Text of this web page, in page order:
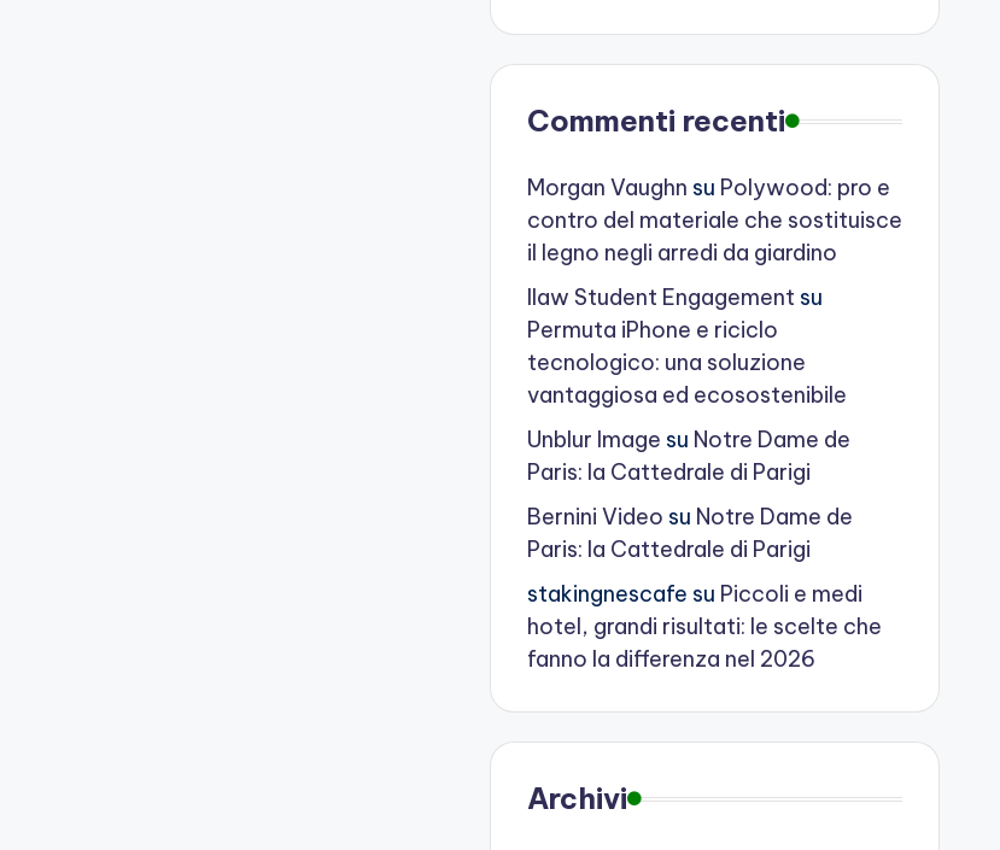
Commenti recenti
Morgan Vaughn su Polywood: pro e
contro del materiale che sostituisce
il legno negli arredi da giardino
Ilaw Student Engagement su
Permuta iPhone e riciclo
tecnologico: una soluzione
vantaggiosa ed ecosostenibile
Unblur Image su Notre Dame de
Paris: la Cattedrale di Parigi
Bernini Video su Notre Dame de
Paris: la Cattedrale di Parigi
stakingnescafe su Piccoli e medi
hotel, grandi risultati: le scelte che
fanno la differenza nel 2026
Archivi